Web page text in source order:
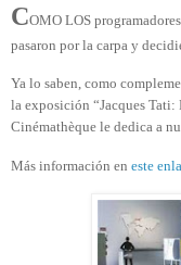
COMO LOS
pasaron por la carpa y
Ya lo saben, como
la exposición “Jacques
Cinémathèque le dedica a
Más información en este